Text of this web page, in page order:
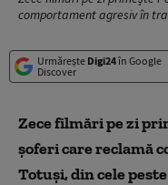
comportament agresiv în
Urmărește Digi24în Google
Discover
Zece filmări pe zi
șoferi care reclamă
Totuși, din cele